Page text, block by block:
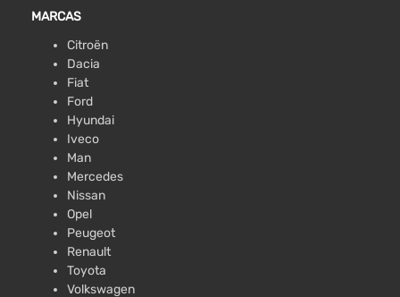
MARCAS
Citroën
Dacia
Fiat
Ford
Hyundai
Iveco
Man
Mercedes
Nissan
Opel
Peugeot
Renault
Toyota
Volkswagen